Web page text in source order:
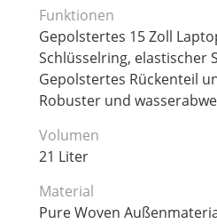
Funktionen
Gepolstertes 15 Zoll
Schlüsselring, elastischer
Gepolstertes Rückenteil
Robuster und
Volumen
21 Liter
Material
Pure Woven